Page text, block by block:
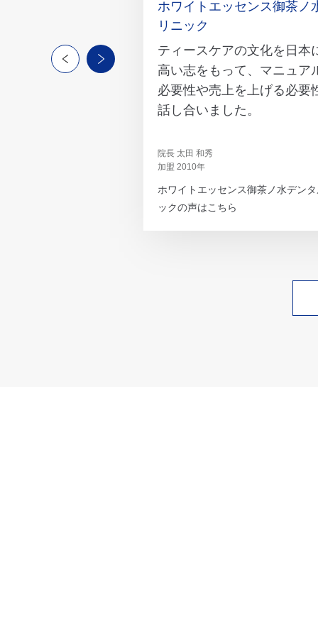
ホワイトエッセンス御茶ノ
リニック
ティースケアの文化を日本
高い志をもって、マニュア
必要性や売上を上げる必要
話し合いました。
院長 太田 和秀
加盟 2010年
ホワイトエッセンス御茶ノ水デン
ックの声はこちら